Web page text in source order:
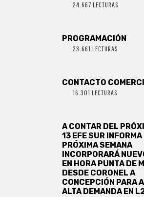
24.667 LECTURAS
PROGRAMACIÓN
23.661 LECTURAS
CONTACTO
16.301 LECTURAS
A CONTAR DEL
13 EFE SUR INFORMA
PRÓXIMA SEMANA
INCORPORARÁ
EN HORA PUNTA DE
DESDE CORONEL A
CONCEPCIÓN PARA
ALTA DEMANDA EN